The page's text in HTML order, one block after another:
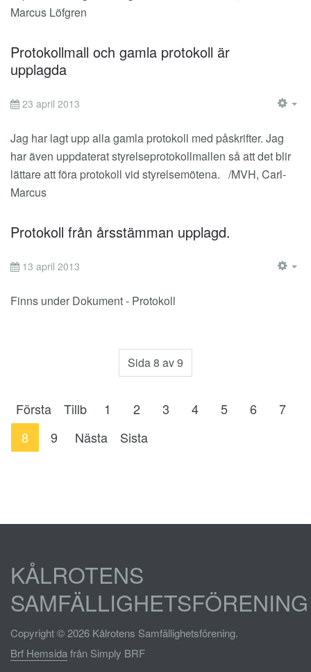
Marcus Löfgren
Protokollmall och gamla protokoll är
upplagda
23 april 2013
Jag har lagt upp alla gamla protokoll med påskrifter. Jag
har även uppdaterat styrelseprotokollmallen så att det blir
lättare att föra protokoll vid styrelsemötena. /MVH, Carl-
Marcus
Protokoll från årsstämman upplagd.
13 april 2013
Finns under Dokument - Protokoll
Sida 8 av 9
Första Tillb 1 2 3 4 5 6
7
8
9 Nästa Sista
KÅLROTENS
SAMFÄLLIGHETSFÖRENING
Copyright © 2026 Kålrotens Samfällighetsförening.
Brf Hemsidafrån Simply BRF